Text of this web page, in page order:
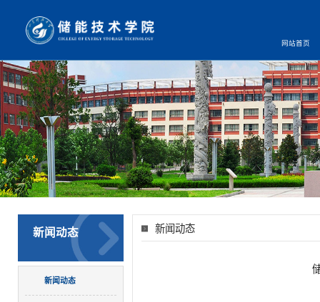
网站首页
新闻动态
新闻动态
新闻动态